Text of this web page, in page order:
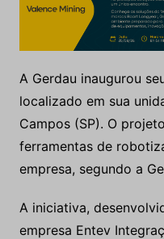
A Gerdau inaugurou
localizado em sua
Campos (SP). O
ferramentas de
empresa, segundo a
A iniciativa,
empresa Entev